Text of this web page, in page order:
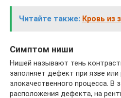
Читайте также: Кровь из
Симптом ниши
Нишей называют тень
заполняет дефект при язве или
злокачественного процесса. В
расположения дефекта, на